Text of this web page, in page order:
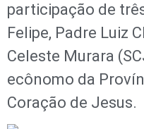
participação de
Felipe, Padre Luiz
Celeste Murara
ecônomo da
Coração de Jesus.